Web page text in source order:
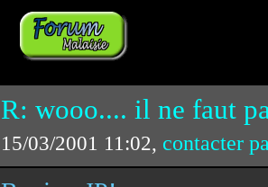
R: wooo.... il ne faut
15/03/2001 11:02, contacter